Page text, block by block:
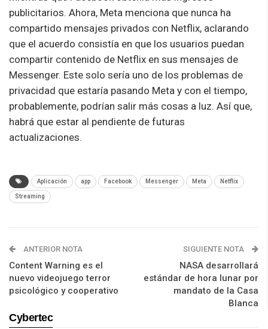
publicitarios. Ahora, Meta menciona que nunca ha
compartido mensajes privados con Netflix, aclarando
que el acuerdo consistía en que los usuarios puedan
compartir contenido de Netflix en sus mensajes de
Messenger. Este solo sería uno de los problemas de
privacidad que estaría pasando Meta y con el tiempo,
probablemente, podrían salir más cosas a luz. Así que,
habrá que estar al pendiente de futuras
actualizaciones.
Aplicación app Facebook Messenger Meta Netflix
Streaming
ANTERIOR NOTA
Content Warning es el
nuevo videojuego terror
psicológico y cooperativo
SIGUIENTE NOTA
NASA desarrollará
estándar de hora lunar por
mandato de la Casa
Blanca
Cybertec